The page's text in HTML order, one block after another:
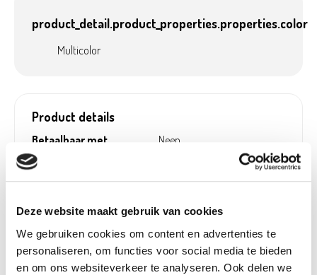
Deze website maakt gebruik van cookies
We gebruiken cookies om content en advertenties te
personaliseren, om functies voor social media te bieden
en om ons websiteverkeer te analyseren. Ook delen we
product_detail.product_properties.properties.color
Multicolor
Product details
Betaalbaar met
Ecocheques:
Neen
Gewicht:
Breedte (cm):
8 cm
Lengte (cm):
25,3 cm
Artikel nummer:
1063020